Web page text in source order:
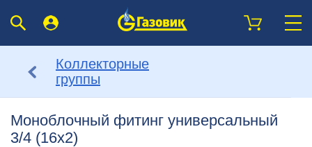
Коллекторные
группы
Моноблочный фитинг универсальный
3/4 (16х2)